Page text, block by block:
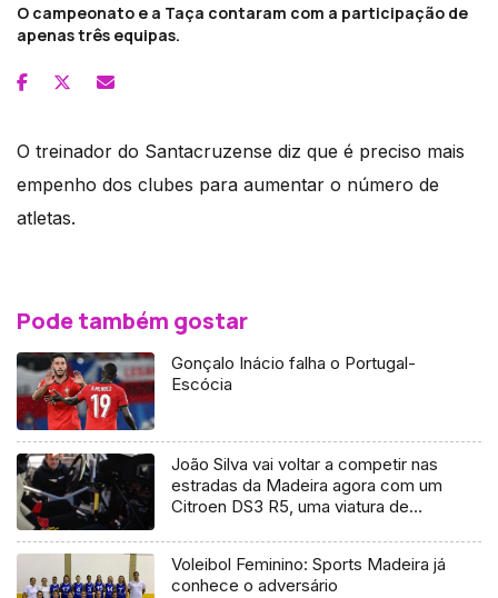
O campeonato e a Taça contaram com a participação de
apenas três equipas.
O treinador do Santacruzense diz que é preciso mais
empenho dos clubes para aumentar o número de
atletas.
Pode também gostar
Gonçalo Inácio falha o Portugal-
Escócia
João Silva vai voltar a competir nas
estradas da Madeira agora com um
Citroen DS3 R5, uma viatura de
Voleibol Feminino: Sports Madeira já
conhece o adversário